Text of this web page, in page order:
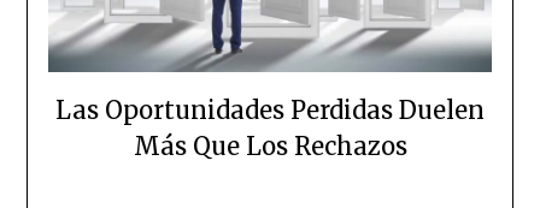
Las Oportunidades Perdidas Duelen
Más Que Los Rechazos